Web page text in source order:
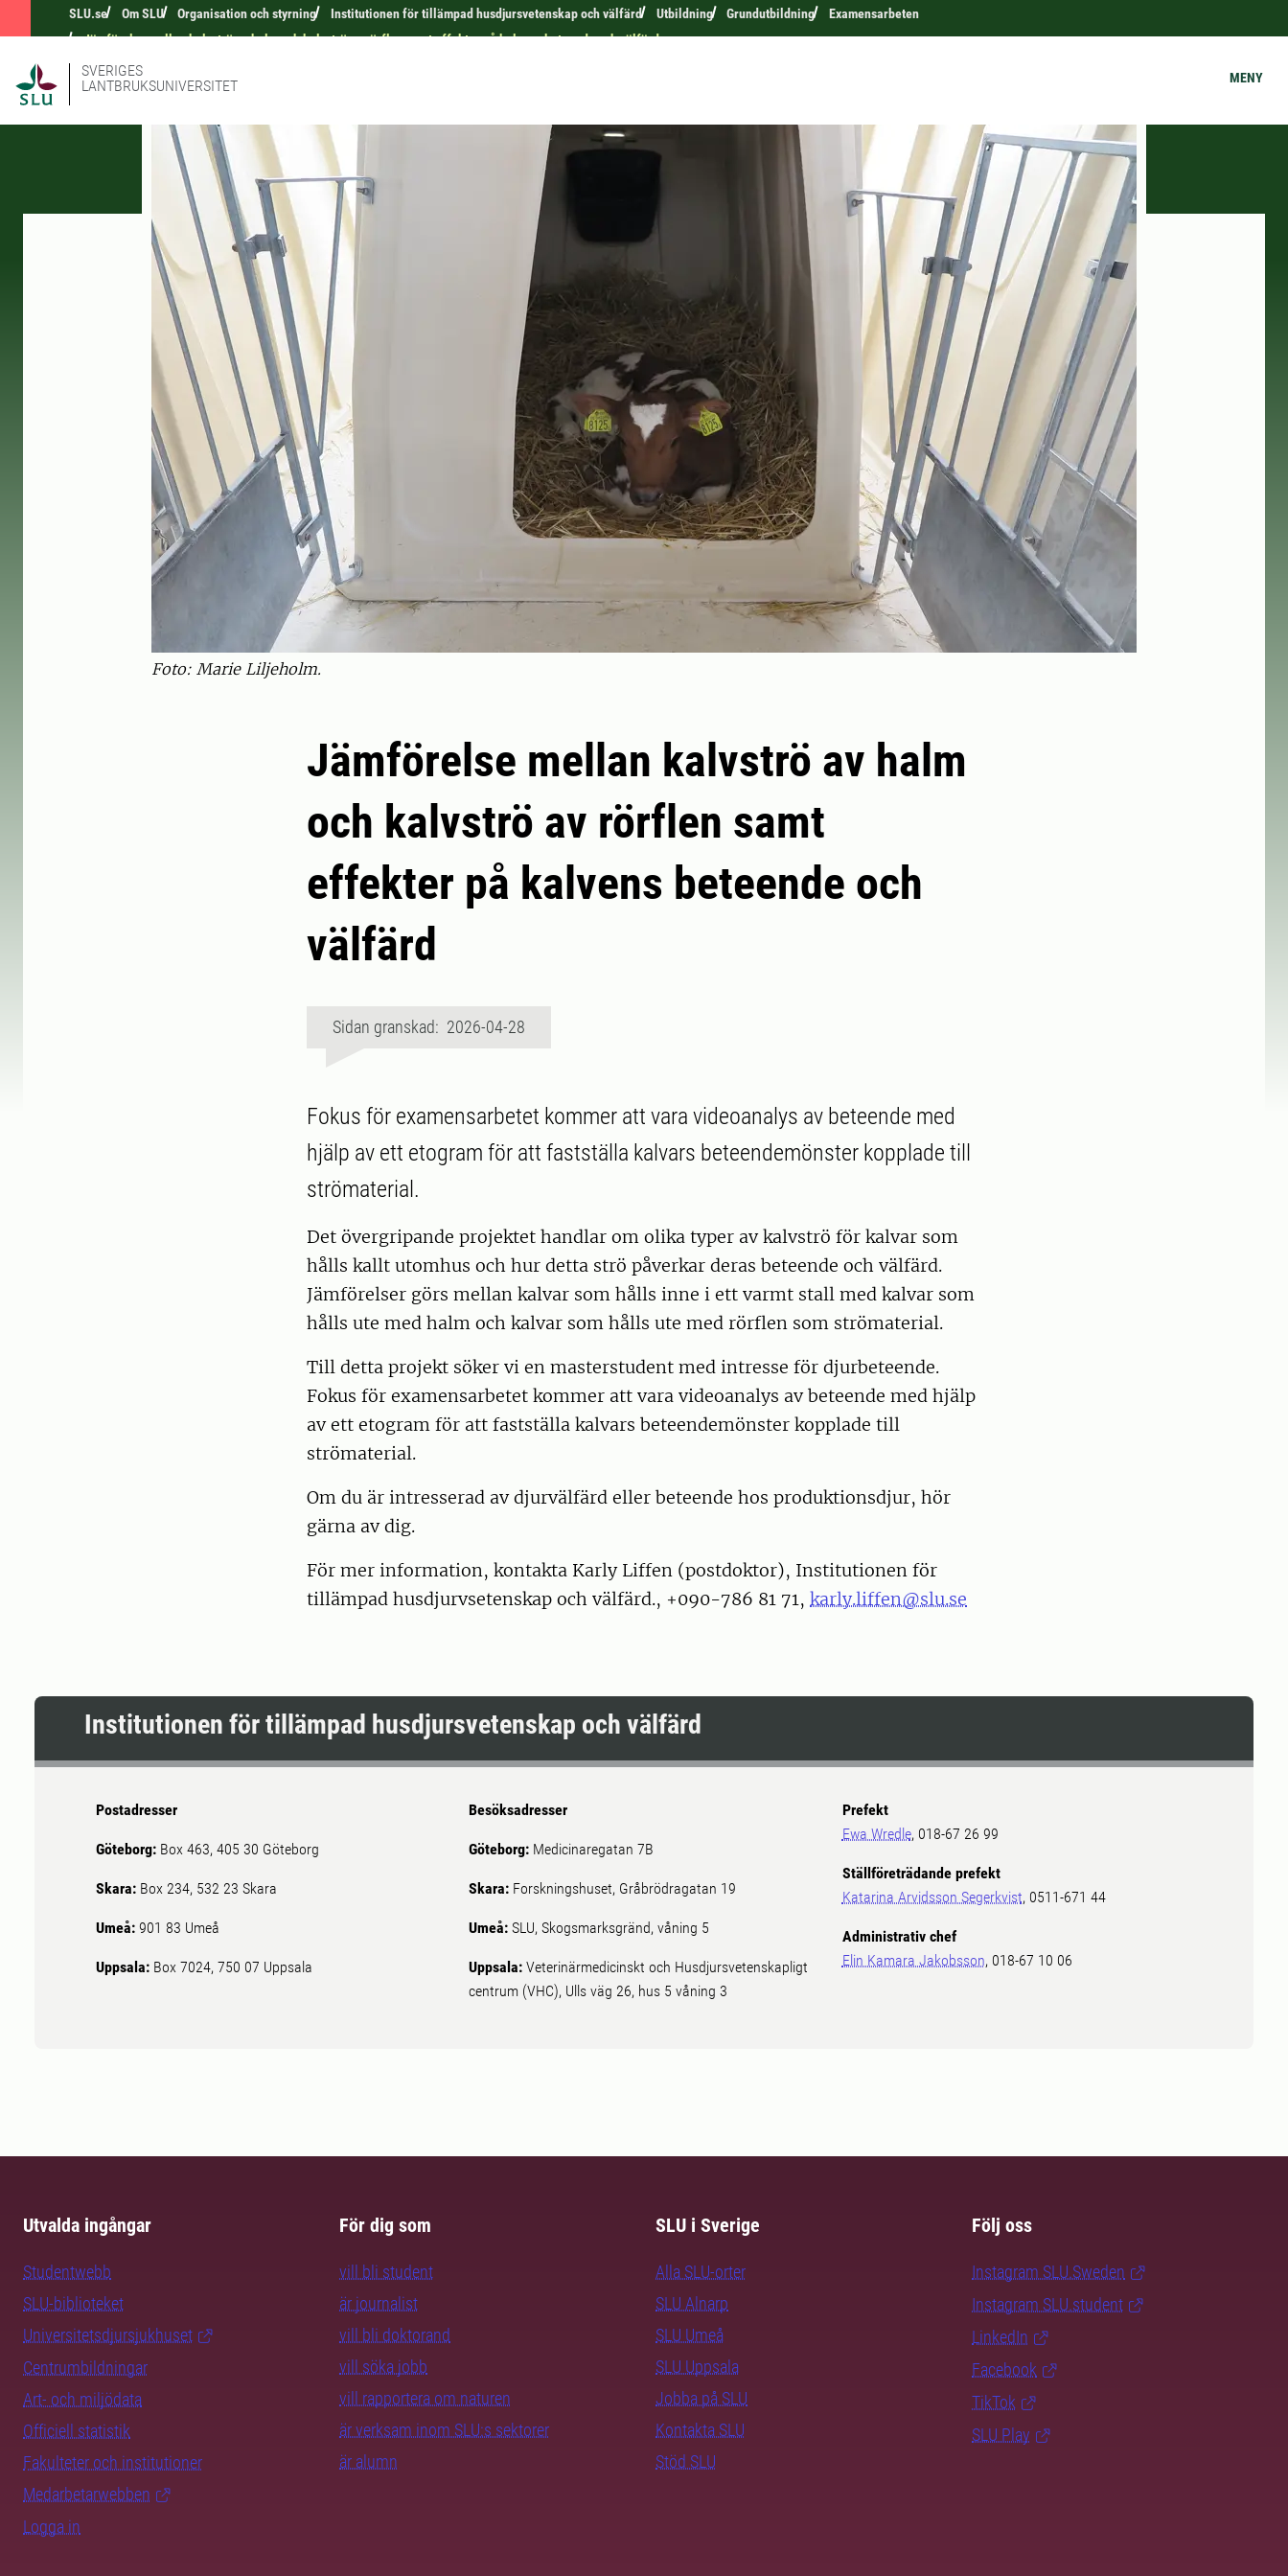
SLU.se Om SLU Organisation och styrning Institutionen för tillämpad husdjursvetenskap och välfärd Utbildning Grundutbildning
Examensarbeten
Jämförelse mellan kalvströ av halm och kalvströ av rörflen samt effekter på kalvens beteende och välfärd
SVERIGES
LANTBRUKSUNIVERSITET
MENY
Foto: Marie Liljeholm.
Jämförelse mellan kalvströ av halm
och kalvströ av rörflen samt
effekter på kalvens beteende och
välfärd
Sidan granskad: 2026-04-28
Fokus för examensarbetet kommer att vara videoanalys av beteende med
hjälp av ett etogram för att fastställa kalvars beteendemönster kopplade till
strömaterial.
Det övergripande projektet handlar om olika typer av kalvströ för kalvar som
hålls kallt utomhus och hur detta strö påverkar deras beteende och välfärd.
Jämförelser görs mellan kalvar som hålls inne i ett varmt stall med kalvar som
hålls ute med halm och kalvar som hålls ute med rörflen som strömaterial.
Till detta projekt söker vi en masterstudent med intresse för djurbeteende.
Fokus för examensarbetet kommer att vara videoanalys av beteende med hjälp
av ett etogram för att fastställa kalvars beteendemönster kopplade till
strömaterial.
Om du är intresserad av djurvälfärd eller beteende hos produktionsdjur, hör
gärna av dig.
För mer information, kontakta Karly Liffen (postdoktor), Institutionen för
tillämpad husdjurvsetenskap och välfärd., +090-786 81 71, karly.liffen@slu.se
Institutionen för tillämpad husdjursvetenskap och välfärd
Postadresser
Göteborg: Box 463, 405 30 Göteborg
Skara: Box 234, 532 23 Skara
Umeå: 901 83 Umeå
Uppsala: Box 7024, 750 07 Uppsala
Besöksadresser
Göteborg: Medicinaregatan 7B
Skara: Forskningshuset, Gråbrödragatan 19
Umeå:SLU, Skogsmarksgränd, våning 5
Uppsala: Veterinärmedicinskt och Husdjursvetenskapligt
centrum (VHC), Ulls väg 26, hus 5 våning 3
Prefekt
Ewa Wredle, 018-67 26 99
Ställföreträdande prefekt
Katarina Arvidsson Segerkvist, 0511-671 44
Administrativ chef
Elin Kamara Jakobsson, 018-67 10 06
Utvalda ingångar
Studentwebb
SLU-biblioteket
Universitetsdjursjukhuset
Centrumbildningar
Art- och miljödata
Officiell statistik
Fakulteter och institutioner
Medarbetarwebben
Logga in
För dig som
vill bli student
är journalist
vill bli doktorand
vill söka jobb
vill rapportera om naturen
är verksam inom SLU:s sektorer
är alumn
SLU i Sverige
Alla SLU-orter
SLU Alnarp
SLU Umeå
SLU Uppsala
Jobba på SLU
Kontakta SLU
Stöd SLU
Följ oss
Instagram SLU.Sweden
Instagram SLU.student
LinkedIn
Facebook
TikTok
SLU Play